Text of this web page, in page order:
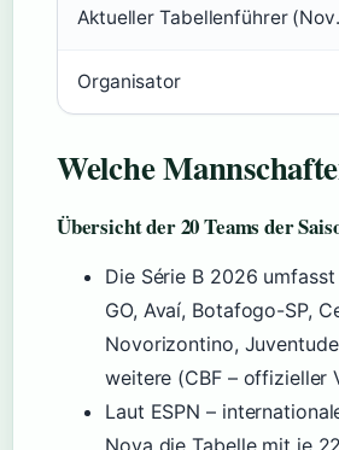
Aktueller Tabellenführer
Organisator
Welche
Übersicht der 20 Teams der
Die Série B 2026
GO, Avaí, Botafogo-SP,
Novorizontino,
weitere (CBF – offizieller
Laut ESPN –
Nova die Tabelle mit je